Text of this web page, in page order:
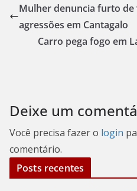
Mulher denuncia furto de
agressões em Cantagalo
Carro pega fogo em
Deixe um
Você precisa fazer o login
comentário.
Posts recentes